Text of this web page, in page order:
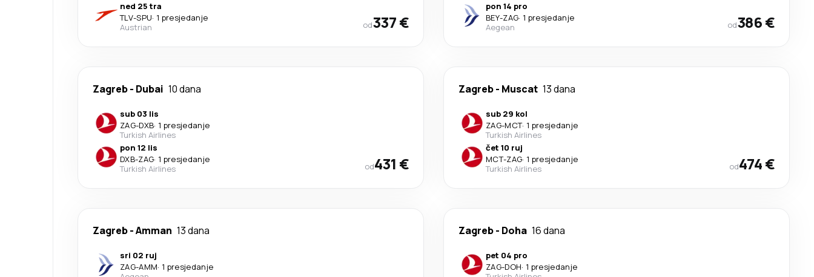
ned 25 tra
TLV-SPU· 1 presjedanje
Austrian
od337 €
pon 14 pro
BEY-ZAG· 1 presjedanje
Aegean
od386 €
Zagreb- Dubai 10 dana
sub 03 lis
ZAG-DXB· 1 presjedanje
Turkish Airlines
pon 12 lis
DXB-ZAG· 1 presjedanje
Turkish Airlines
od431 €
Zagreb- Muscat 13 dana
sub 29 kol
ZAG-MCT· 1 presjedanje
Turkish Airlines
čet 10 ruj
MCT-ZAG· 1 presjedanje
Turkish Airlines
od474 €
Zagreb-Amman 13 dana
sri 02 ruj
ZAG-AMM· 1 presjedanje
Zagreb- Doha 16 dana
pet 04 pro
ZAG-DOH· 1 presjedanje